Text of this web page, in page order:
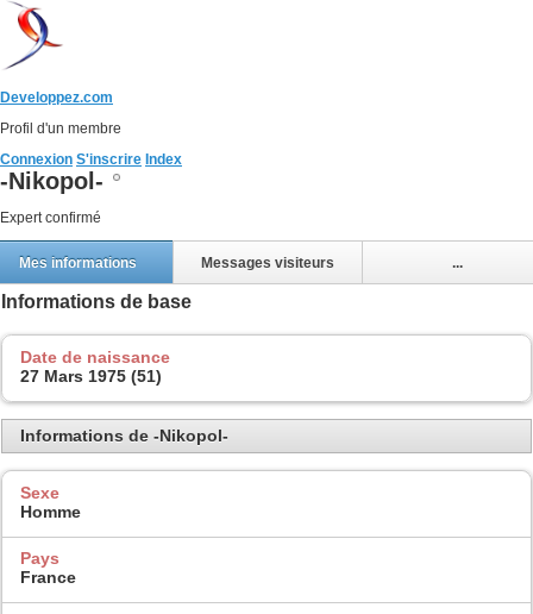
Developpez.com
Profil d'un membre
Connexion S'inscrire Index
-Nikopol-
Expert confirmé
Mes informations Messages visiteurs ...
Informations de base
Date de naissance
27 Mars 1975 (51)
Informations de -Nikopol-
Sexe
Homme
Pays
France